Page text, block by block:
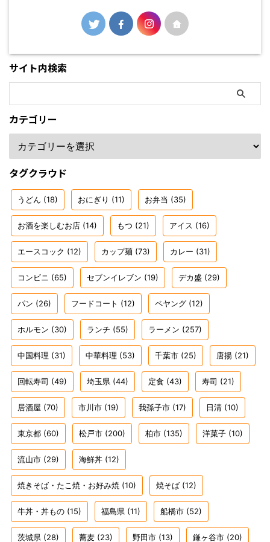
サイト内検索
カテゴリー
タグクラウド
うどん (18) おにぎり (11) お弁当 (35)
お酒を楽しむお店 (14) もつ (21) アイス (16)
エースコック (12) カップ麺 (73) カレー (31)
コンビニ (65) セブンイレブン (19) デカ盛 (29)
パン (26) フードコート (12) ペヤング (12)
ホルモン (30) ランチ (55) ラーメン (257)
中国料理 (31) 中華料理 (53) 千葉市 (25) 唐揚 (21)
回転寿司 (49) 埼玉県 (44) 定食 (43) 寿司 (21)
居酒屋 (70) 市川市 (19) 我孫子市 (17) 日清 (10)
東京都 (60) 松戸市 (200) 柏市 (135) 洋菓子 (10)
流山市 (29) 海鮮丼 (12)
焼きそば・たこ焼・お好み焼 (10) 焼そば (12)
牛丼・丼もの (15) 福島県 (11) 船橋市 (52)
茨城県 (28) 蕎麦 (23) 野田市 (13) 鎌ヶ谷市 (20)